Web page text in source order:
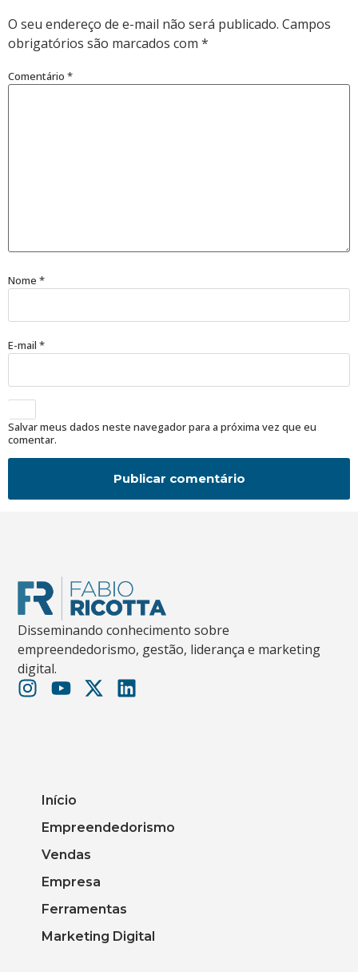
O seu endereço de e-mail não será publicado. Campos
obrigatórios são marcados com *
Comentário *
Nome *
E-mail *
Salvar meus dados neste navegador para a próxima vez que eu
comentar.
Disseminando conhecimento sobre
empreendedorismo, gestão, liderança e marketing
digital.
Início
Empreendedorismo
Vendas
Empresa
Ferramentas
Marketing Digital